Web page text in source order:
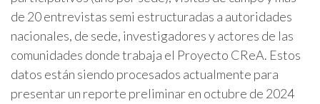
de 20 entrevistas semi estructuradas a autoridades
nacionales, de sede, investigadores y actores de las
comunidades donde trabaja el Proyecto CReA. Estos
datos están siendo procesados actualmente para
presentar un reporte preliminar en octubre de 2024